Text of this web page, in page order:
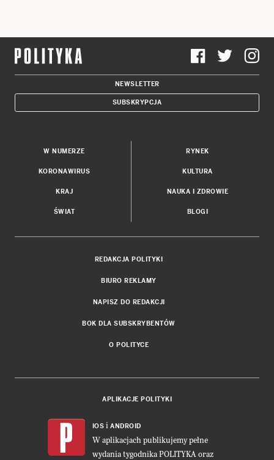
NEWSLETTER
SUBSKRYPCJA
W NUMERZE
KORONAWIRUS
KRAJ
ŚWIAT
RYNEK
KULTURA
NAUKA I ZDROWIE
BLOGI
REDAKCJA POLITYKI
BIURO REKLAMY
NAPISZ DO REDAKCJI
BOK DLA SUBSKRYBENTÓW
O POLITYCE
APLIKACJE POLITYKI
IOS i ANDROID
W aplikacjach publikujemy pełne
wydania tygodnika POLITYKA oraz